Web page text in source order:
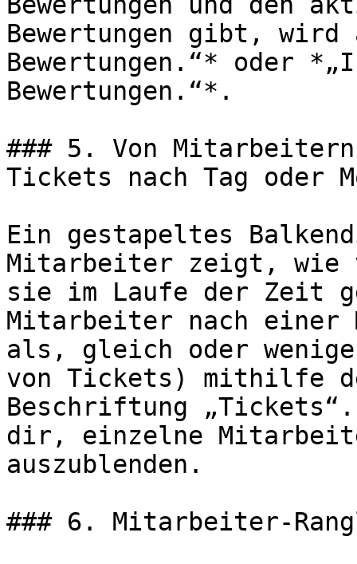
Bewertungen gibt, wird
Bewertungen.“* oder
Bewertungen.“*.
### 5. Von Mitarbeitern
Tickets nach Tag oder
Ein gestapeltes
Mitarbeiter zeigt, wie
sie im Laufe der Zeit
Mitarbeiter nach einer
als, gleich oder
von Tickets) mithilfe
Beschriftung
dir, einzelne
auszublenden.
### 6. Mitarbeiter-